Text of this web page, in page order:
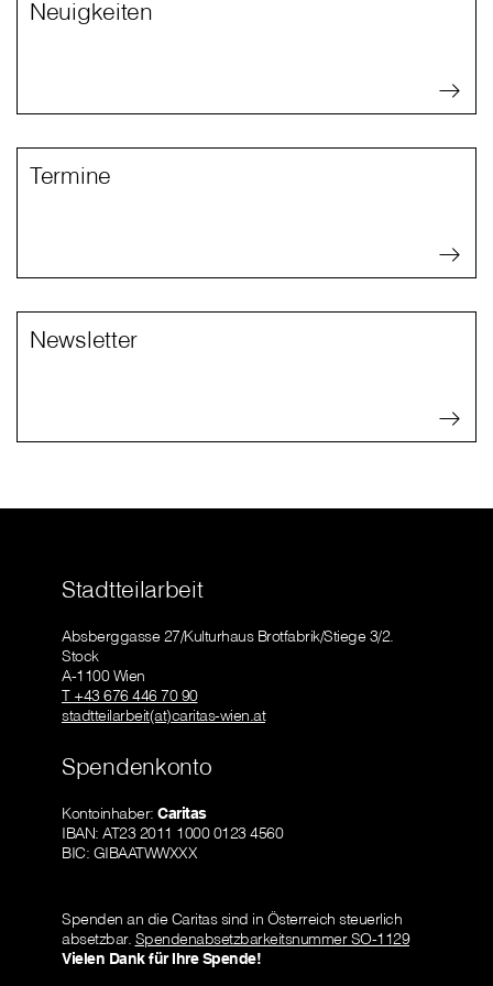
Neuigkeiten
Termine
Newsletter
Stadtteilarbeit
Absberggasse 27/Kulturhaus Brotfabrik/Stiege 3/2.
Stock
A-1100 Wien
T +43 676 446 70 90
stadtteilarbeit(at)caritas-wien.at
Spendenkonto
Kontoinhaber: Caritas
IBAN: AT23 2011 1000 0123 4560
BIC: GIBAATWWXXX
Spenden an die Caritas sind in Österreich steuerlich
absetzbar. Spendenabsetzbarkeitsnummer SO-1129
Vielen Dank für Ihre Spende!